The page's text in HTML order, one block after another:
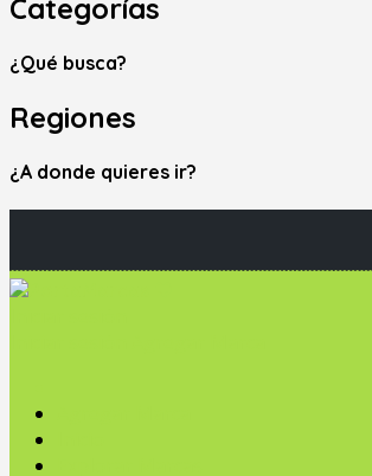
Categorías
¿Qué busca?
Regiones
¿A donde quieres ir?